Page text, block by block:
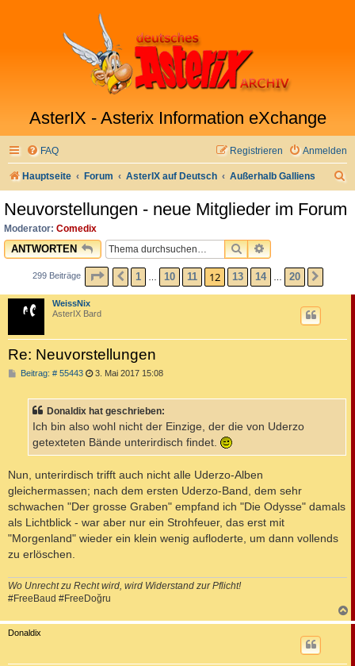
AsterIX - Asterix Information eXchange
FAQ Anmelden
Registrieren
Hauptseite Forum AsterIX auf Deutsch Außerhalb Galliens
Neuvorstellungen - neue Mitglieder im Forum
Moderator: Comedix
ANTWORTEN SUCHEERWEITERTE
299 Beiträge SEITE12 VON 20
VORHERIGE
1 10 11 12 13 14 20
WeissNix
AsterIX Bard
Re: Neuvorstellungen
Beitrag: # 55443B
r
a
3. Mai 2017 15:08
Donaldix hat geschrieben:
Ich bin also wohl nicht der Einzige, der die von Uderzo
getexteten Bände unterirdisch findet.
Nun, unterirdisch trifft auch nicht alle Uderzo-Alben
gleichermassen; nach dem ersten Uderzo-Band, dem sehr
schwachen "Der grosse Graben" empfand ich "Die Odysse" damals
als Lichtblick - war aber nur ein Strohfeuer, das erst mit
"Morgenland" wieder ein klein wenig aufloderte, um dann vollends
zu erlöschen.
Wo Unrecht zu Recht wird, wird Widerstand zur Pflicht!
#FreeBaud #FreeDoğru
a
Donaldix